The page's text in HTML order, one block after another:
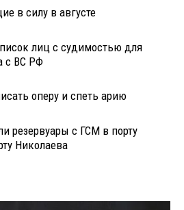
в силу в августе
лиц с судимостью для
с ВС РФ
оперу и спеть арию
резервуары с ГСМ в порту
Николаева